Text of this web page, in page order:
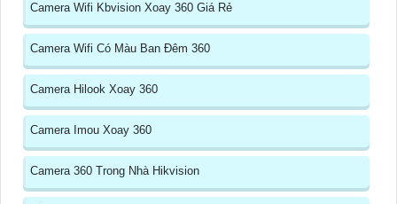
Camera Wifi Kbvision Xoay 360 Giá Rẻ
Camera Wifi Có Màu Ban Đêm 360
Camera Hilook Xoay 360
Camera Imou Xoay 360
Camera 360 Trong Nhà Hikvision